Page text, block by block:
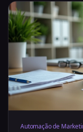
Automação de